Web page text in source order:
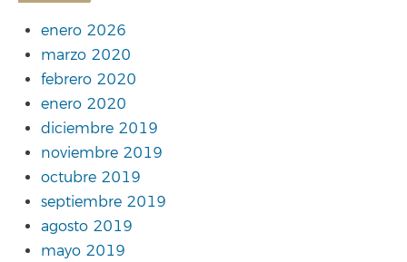
enero 2026
marzo 2020
febrero 2020
enero 2020
diciembre 2019
noviembre 2019
octubre 2019
septiembre 2019
agosto 2019
mayo 2019